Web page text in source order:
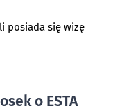
posiada się wizę
o ESTA